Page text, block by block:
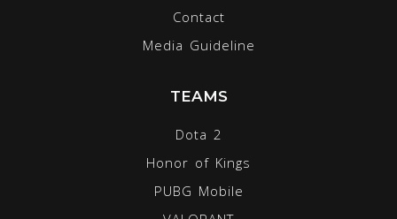
Contact
Media Guideline
TEAMS
Dota 2
Honor of Kings
PUBG Mobile